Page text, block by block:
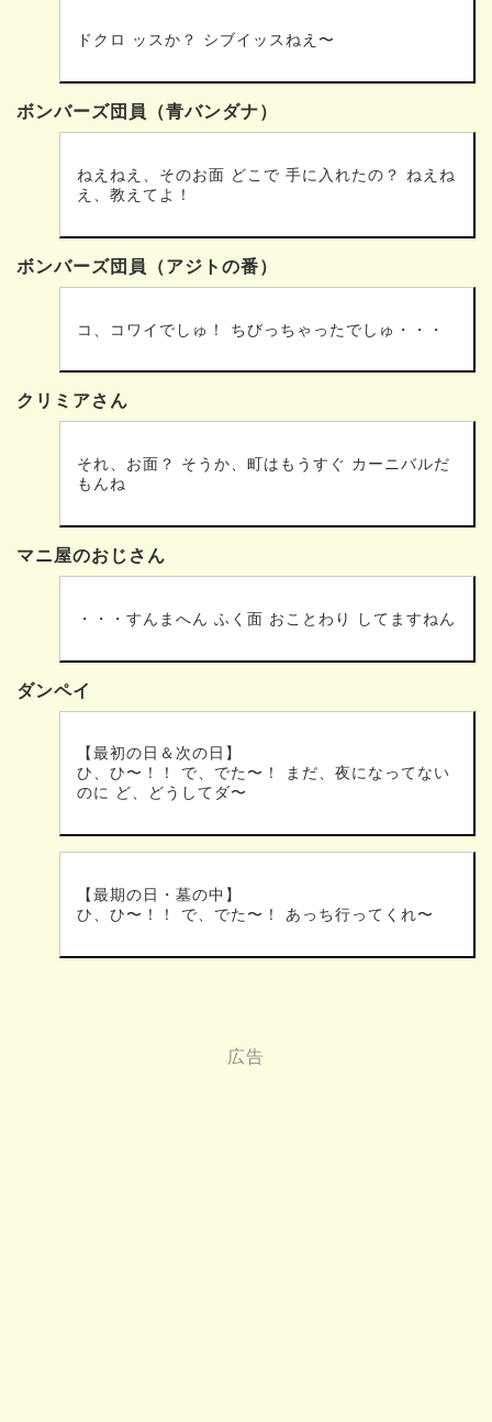
ドクロ ッスか？ シブイッスねえ〜
ボンバーズ団員（青バンダナ）
ねえねえ、そのお面 どこで 手に入れたの？ ねえね
え、教えてよ！
ボンバーズ団員（アジトの番）
コ、コワイでしゅ！ ちびっちゃったでしゅ・・・
クリミアさん
それ、お面？ そうか、町はもうすぐ カーニバルだ
もんね
マニ屋のおじさん
・・・すんまへん ふく面 おことわり してますねん
ダンペイ
【最初の日＆次の日】
ひ、ひ〜！！ で、でた〜！ まだ、夜になってない
のに ど、どうしてダ〜
【最期の日・墓の中】
ひ、ひ〜！！ で、でた〜！ あっち行ってくれ〜